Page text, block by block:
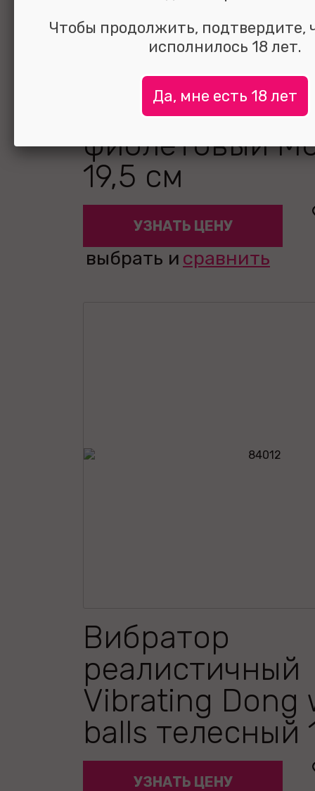
Вибратор с
клиторальным
стимулятором
фиолетовый
19,5 см
УЗНАТЬ ЦЕНУ
выбрать и сравнить
Вибратор
реалистичный
Vibrating Dong
balls телесный
УЗНАТЬ ЦЕНУ
Чтобы продолжить, подтвердите,
исполнилось 18 лет.
Да, мне есть 18 лет